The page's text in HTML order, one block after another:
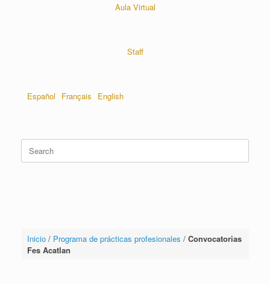
Aula Virtual
Staff
Español Français English
Inicio/ Programa de prácticas profesionales / Convocatorias
Fes Acatlan